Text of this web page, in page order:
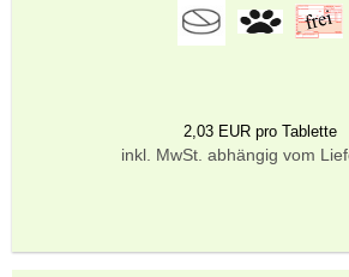
2,03 EUR pro Tablette
inkl. MwSt. abhängig vom